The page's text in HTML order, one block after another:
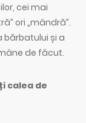
cei mai
ori „mândră”.
bărbatului și a
de făcut.
calea de